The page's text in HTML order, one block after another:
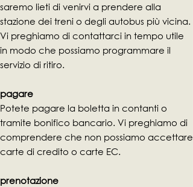
saremo lieti di venirvi a prendere alla
stazione dei treni o degli autobus più vicina.
Vi preghiamo di contattarci in tempo utile
in modo che possiamo programmare il
servizio di ritiro.
pagare
Potete pagare la boletta in contanti o
tramite bonifico bancario. Vi preghiamo di
comprendere che non possiamo accettare
carte di credito o carte EC.
prenotazione